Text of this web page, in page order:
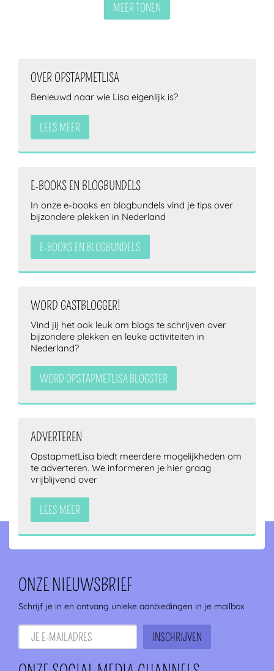
MEER TONEN
OVER OPSTAPMETLISA
Benieuwd naar wie Lisa eigenlijk is?
LEES MEER
E-BOOKS EN BLOGBUNDELS
In onze e-books en blogbundels vind je tips over
bijzondere plekken in Nederland
E-BOOKS EN BLOGBUNDELS
WORD GASTBLOGGER!
Vind jij het ook leuk om blogs te schrijven over
bijzondere plekken en leuke activiteiten in
Nederland?
WORD OPSTAPMETLISA BLOGSTER
ADVERTEREN
OpstapmetLisa biedt meerdere mogelijkheden om
te adverteren. We informeren je hier graag
vrijblijvend over
LEES MEER
ONZE NIEUWSBRIEF
Schrijf je in en ontvang unieke aanbiedingen in je mailbox